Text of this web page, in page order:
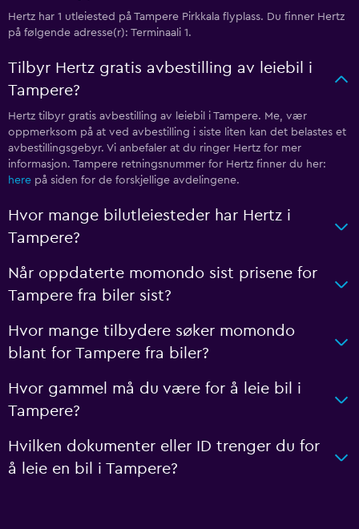
Hertz har 1 utleiested på Tampere Pirkkala flyplass. Du finner Hertz
på følgende adresse(r): Terminaali 1.
Tilbyr Hertz gratis avbestilling av leiebil i
Tampere?
Hertz tilbyr gratis avbestilling av leiebil i Tampere. Me, vær
oppmerksom på at ved avbestilling i siste liten kan det belastes et
avbestillingsgebyr. Vi anbefaler at du ringer Hertz for mer
informasjon. Tampere retningsnummer for Hertz finner du her:
here på siden for de forskjellige avdelingene.
Hvor mange bilutleiesteder har Hertz i
Tampere?
Når oppdaterte momondo sist prisene for
Tampere fra biler sist?
Hvor mange tilbydere søker momondo
blant for Tampere fra biler?
Hvor gammel må du være for å leie bil i
Tampere?
Hvilken dokumenter eller ID trenger du for
å leie en bil i Tampere?